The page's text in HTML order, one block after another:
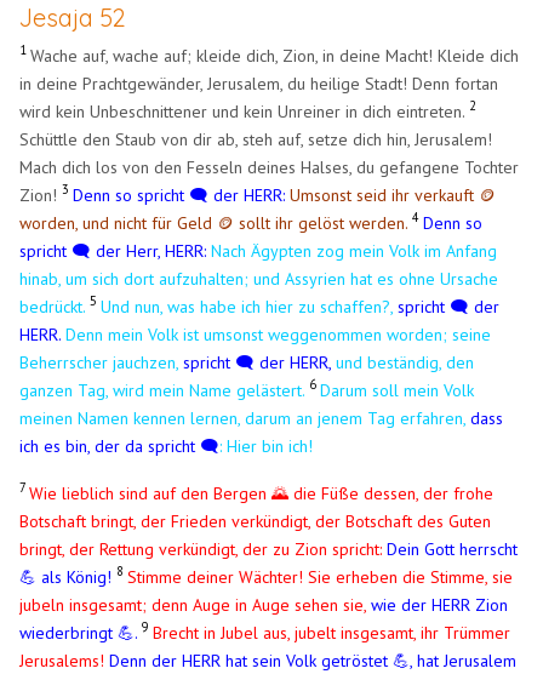
Jesaja 52
1 Wache auf, wache auf; kleide dich, Zion, in deine Macht! Kleide dich
in deine Prachtgewänder, Jerusalem, du heilige Stadt! Denn fortan
wird kein Unbeschnittener und kein Unreiner in dich eintreten. 2
Schüttle den Staub von dir ab, steh auf, setze dich hin, Jerusalem!
Mach dich los von den Fesseln deines Halses, du gefangene Tochter
Zion!3 Denn so spricht 🗨️ der HERR: Umsonst seid ihr verkauft 🪙
worden, und nicht für Geld 🪙 sollt ihr gelöst werden.4 Denn so
spricht 🗨️der Herr, HERR: Nach Ägypten zog mein Volk im Anfang
hinab, um sich dort aufzuhalten; und Assyrien hat es ohne Ursache
bedrückt.5 Und nun, was habe ich hier zu schaffen?, spricht 🗨️der
HERR. Denn mein Volk ist umsonst weggenommen worden; seine
Beherrscher jauchzen, spricht 🗨️der HERR, und beständig, den
ganzen Tag, wird mein Name gelästert. 6 Darum soll mein Volk
meinen Namen kennen lernen, darum an jenem Tag erfahren,dass
ich es bin, der da spricht 🗨️: Hier bin ich!
7 Wie lieblich sind auf den Bergen 🌄 die Füße dessen, der frohe
Botschaft bringt, der Frieden verkündigt, der Botschaft des Guten
bringt, der Rettung verkündigt, der zu Zion spricht: Dein Gott herrscht
💪 als König! 8 Stimme deiner Wächter! Sie erheben die Stimme, sie
jubeln insgesamt; denn Auge in Auge sehen sie, wie der HERR Zion
wiederbringt 💪.9 Brecht in Jubel aus, jubelt insgesamt, ihr Trümmer
Jerusalems! Denn der HERR hat sein Volk getröstet 💪, hat Jerusalem